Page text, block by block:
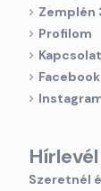
Zemplén
Profilom
Kapcsolat
Facebook
Szeretnél